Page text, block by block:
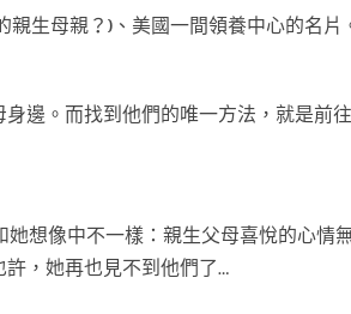
生母親？)、美國一間領養中心的名片
邊。而找到他們的唯一方法，就是前
想像中不一樣：親生父母喜悅的心情
，她再也見不到他們了…